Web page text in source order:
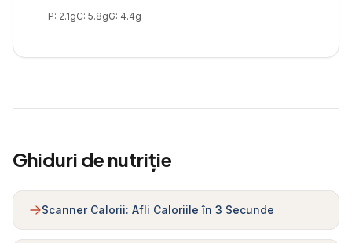
P: 2.1gC: 5.8gG: 4.4g
Ghiduri de nutriție
Scanner Calorii: Afli Caloriile în 3 Secunde